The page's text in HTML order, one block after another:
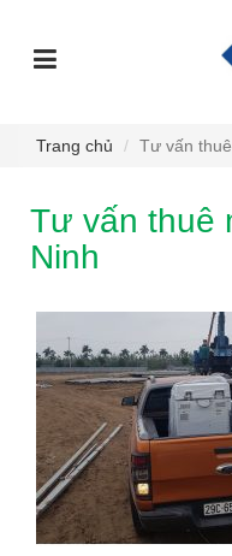
CHỦ
THIỆU
VỤ
KIỆN
TƯ
PHẨM
Trang chủ Tư vấn
Tư vấn thuê
Ninh